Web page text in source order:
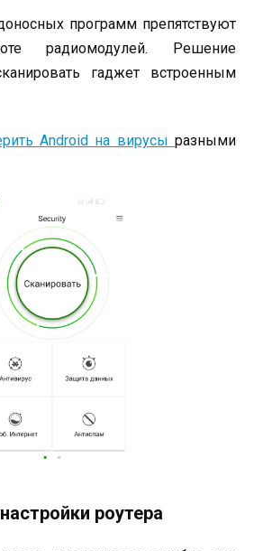
программ препятствуют
радиомодулей. Решение
гаджет встроенным
Android на вирусыразными
роутера